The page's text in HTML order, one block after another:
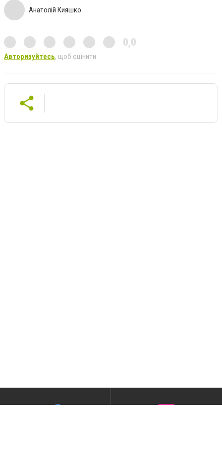
Анатолій Кияшко
0,0
Авторизуйтесь, щоб оцінити